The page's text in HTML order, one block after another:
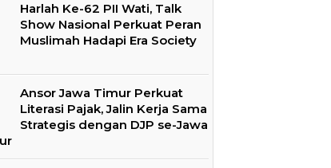
Harlah Ke-62 PII Wati, Talk
Show Nasional Perkuat Peran
Muslimah Hadapi Era Society
Ansor Jawa Timur Perkuat
Literasi Pajak, Jalin Kerja Sama
Strategis dengan DJP se-Jawa